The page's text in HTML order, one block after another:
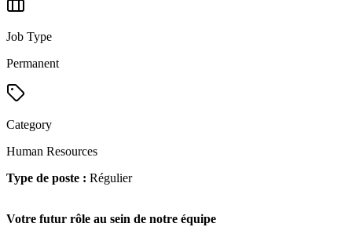
Job Type
Permanent
Category
Human Resources
Type de poste : Régulier
Votre futur rôle au sein de notre équipe